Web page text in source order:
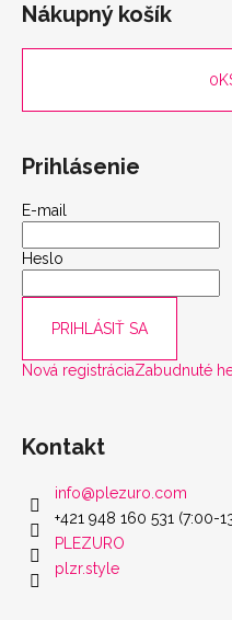
Nákupný košík
0
Prihlásenie
E-mail
Heslo
PRIHLÁSIŤ SA
Nová registráciaZabudnuté
Kontakt
info@plezuro.com
+421 948 160 531 (7:00-
PLEZURO
plzr.style